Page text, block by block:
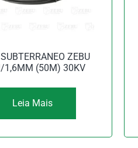
ZEBU
1,6MM (50M) 30KV
Leia Mais